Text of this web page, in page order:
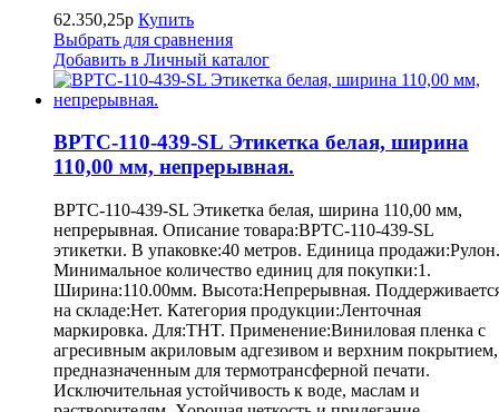
62.350,25р Купить
Выбрать для сравнения
Добавить в Личный каталог
BPTC-110-439-SL Этикетка белая, ширина
110,00 мм, непрерывная.
BPTC-110-439-SL Этикетка белая, ширина 110,00 мм,
непрерывная. Описание товара:BPTC-110-439-SL
этикетки. В упаковке:40 метров. Единица продажи:Рулон.
Минимальное количество единиц для покупки:1.
Ширина:110.00мм. Высота:Непрерывная.
на складе:Нет. Категория продукции:Ленточная
маркировка. Для:THT. Применение:Виниловая пленка с
агресивным акриловым адгезивом и верхним покрытием,
предназначенным для термотрансферной печати.
Исключительная устойчивость к воде, маслам и